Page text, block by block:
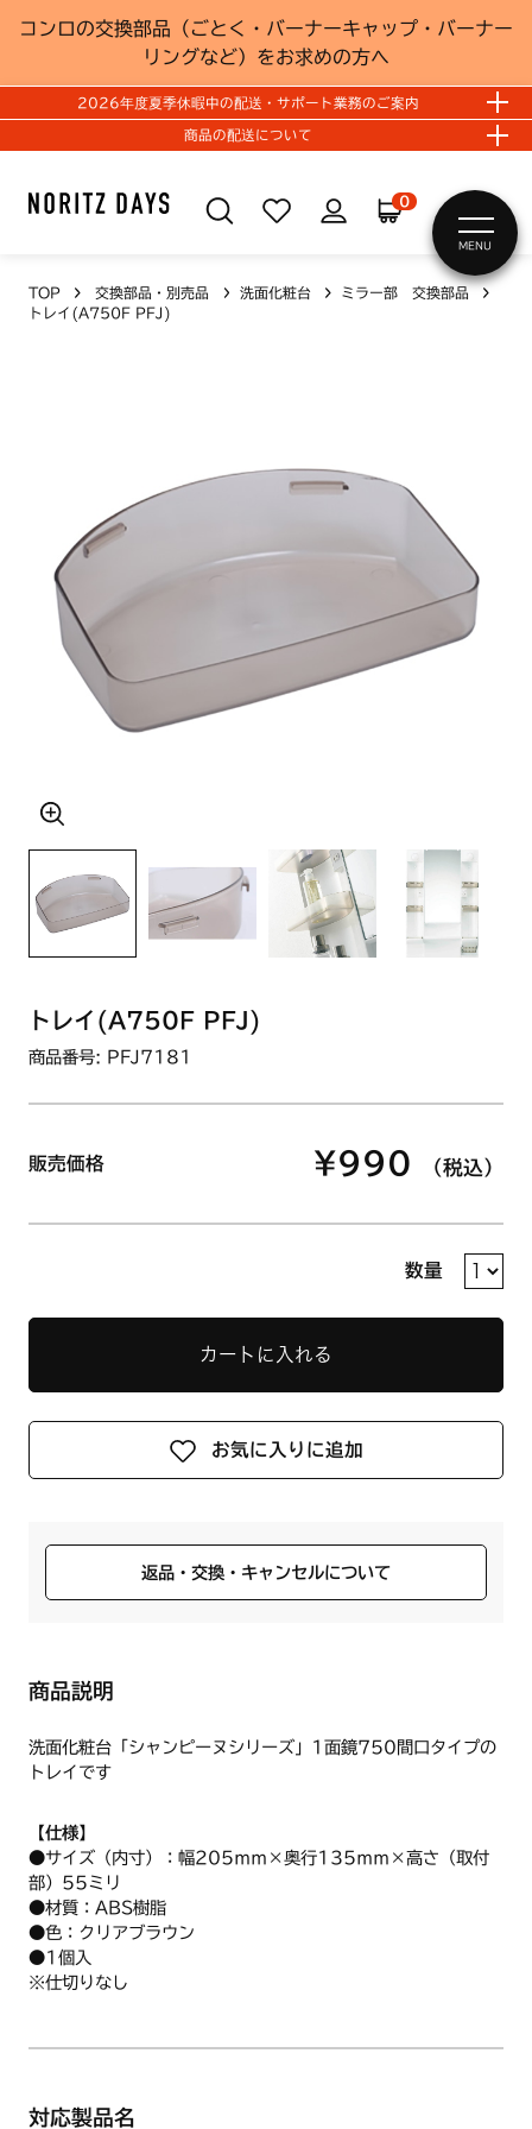
コンロの交換部品（ごとく・バーナーキャップ・バーナー
リングなど）をお求めの方へ
2026年度夏季休暇中の配送・サポート業務のご案内
商品の配送について
0
MENU
TOP 交換部品・別売品 洗面化粧台
ミラー部 交換部品
トレイ(A750F PFJ)
トレイ(A750F PFJ)
商品番号: PFJ7181
販売価格 ¥990 （税込）
数量
カートに入れる
お気に入りに追加
返品・交換・キャンセルについて
商品説明
洗面化粧台「シャンピーヌシリーズ」1面鏡750間口タイプの
トレイです
【仕様】
●サイズ（内寸）：幅205ｍｍ×奥行135ｍｍ×高さ（取付
部）55ミリ
●材質：ABS樹脂
●色：クリアブラウン
●1個入
※仕切りなし
対応製品名